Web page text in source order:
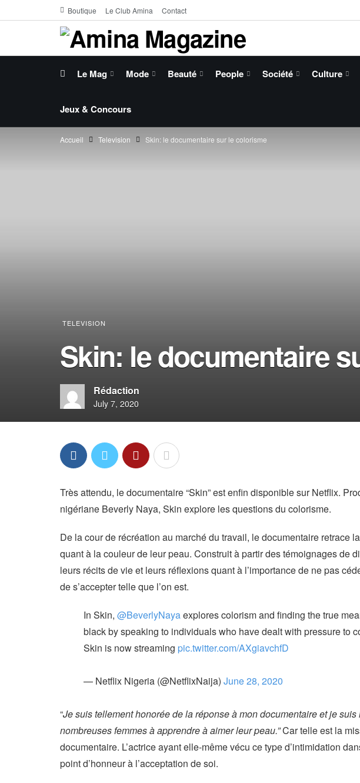
Boutique Le Club Amina Contact
Le Mag Mode Beauté People Société Culture
Jeux & Concours
Accueil Television Skin: le documentaire sur le colorisme
TELEVISION
Skin: le documentaire
Rédaction
July 7, 2020
Très attendu, le documentaire “Skin” est enfin disponible sur Netflix.
nigériane Beverly Naya, Skin explore les questions du colorisme.
De la cour de récréation au marché du travail, le documentaire retrace
quant à la couleur de leur peau. Construit à partir des témoignages de
leurs récits de vie et leurs réflexions quant à l’importance de ne pas
de s’accepter telle que l’on est.
In Skin, @BeverlyNayaexplores colorism and finding the true
black by speaking to individuals who have dealt with pressure to
Skin is now streaming pic.twitter.com/AXgiavchfD
— Netflix Nigeria (@NetflixNaija) June 28, 2020
“Je suis tellement honorée de la réponse à mon documentaire et je
nombreuses femmes à apprendre à aimer leur peau.”Car telle est la
documentaire. L’actrice ayant elle-même vécu ce type d’intimidation
point d’honneur à l’acceptation de soi.